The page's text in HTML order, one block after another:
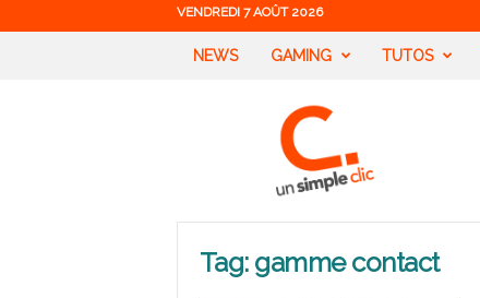
VENDREDI 7 AOÛT 2026
NEWS GAMING TUTOS
Tag: gamme contact